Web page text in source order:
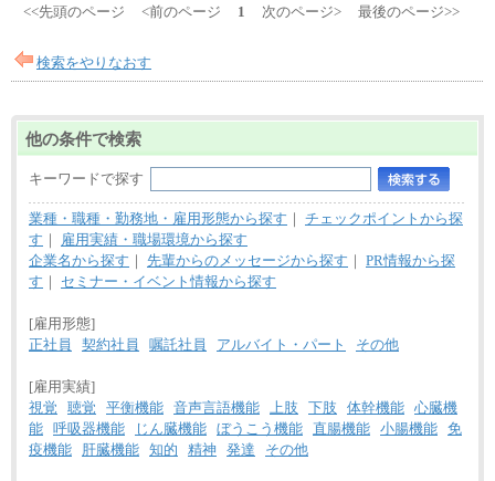
<<先頭のページ <前のページ 1 次のページ> 最後のページ>>
検索をやりなおす
他の条件で検索
キーワードで探す
業種・職種・勤務地・雇用形態から探す ｜ チェックポイントから探
す ｜
雇用実績・職場環境から探す
企業名から探す ｜ 先輩からのメッセージから探す ｜ PR情報から探
す ｜ セミナー・イベント情報から探す
[雇用形態]
正社員
契約社員 嘱託社員 アルバイト・パート その他
[雇用実績]
視覚
聴覚 平衡機能 音声言語機能 上肢 下肢 体幹機能 心臓機
能 呼吸器機能 じん臓機能 ぼうこう機能 直腸機能 小腸機能 免
疫機能
肝臓機能 知的 精神 発達 その他